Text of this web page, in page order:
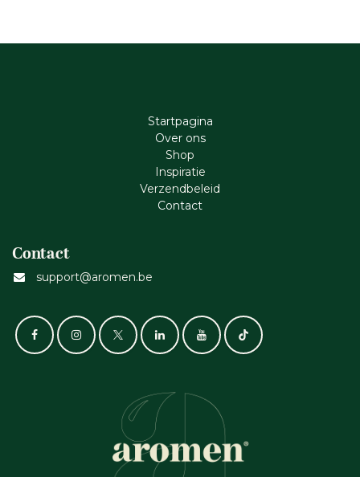
Startpagina
Ove​r​ ons
Shop
Inspiratie
Verzendbeleid
Cont​act
Contact
support@aromen.be